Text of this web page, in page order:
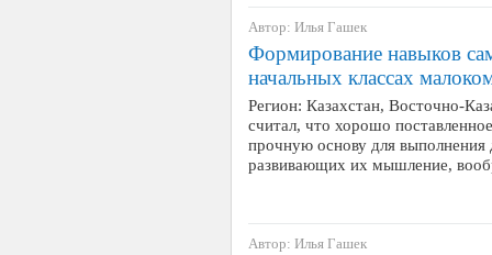
Автор: Илья Гашек
Формирование навыков
начальных классах
Регион: Казахстан, Восточно-
считал, что хорошо
прочную основу для выполнения
развивающих их мышление,
Автор: Илья Гашек